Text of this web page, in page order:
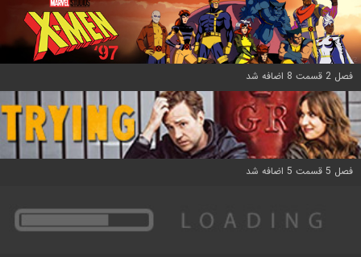
فصل 2 قسمت 8 اضافه شد
فصل 5 قسمت 5 اضافه شد